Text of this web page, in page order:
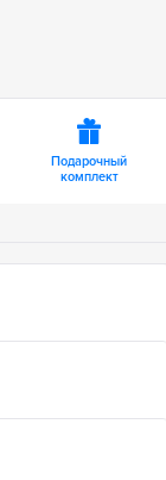
Подарочный
комплект